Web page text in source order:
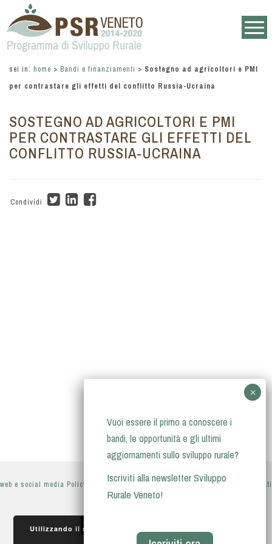
sei in: home > Bandi e finanziamenti > Sostegno ad agricoltori e PMI
per contrastare gli effetti del conflitto Russia-Ucraina
SOSTEGNO AD AGRICOLTORI E PMI
PER CONTRASTARE GLI EFFETTI DEL
CONFLITTO RUSSIA-UCRAINA
Condividi
web e social media Policy privacy policy- informativa sul trattamento dei dati
personali
Vuoi essere il primo a conoscere i
bandi, le opportunità e gli ultimi
aggiornamenti sullo sviluppo rurale?
Iscriviti alla newsletter Sviluppo
Rurale Veneto!
Utilizzando il sito, accetti l'utilizzo dei cookie da parte